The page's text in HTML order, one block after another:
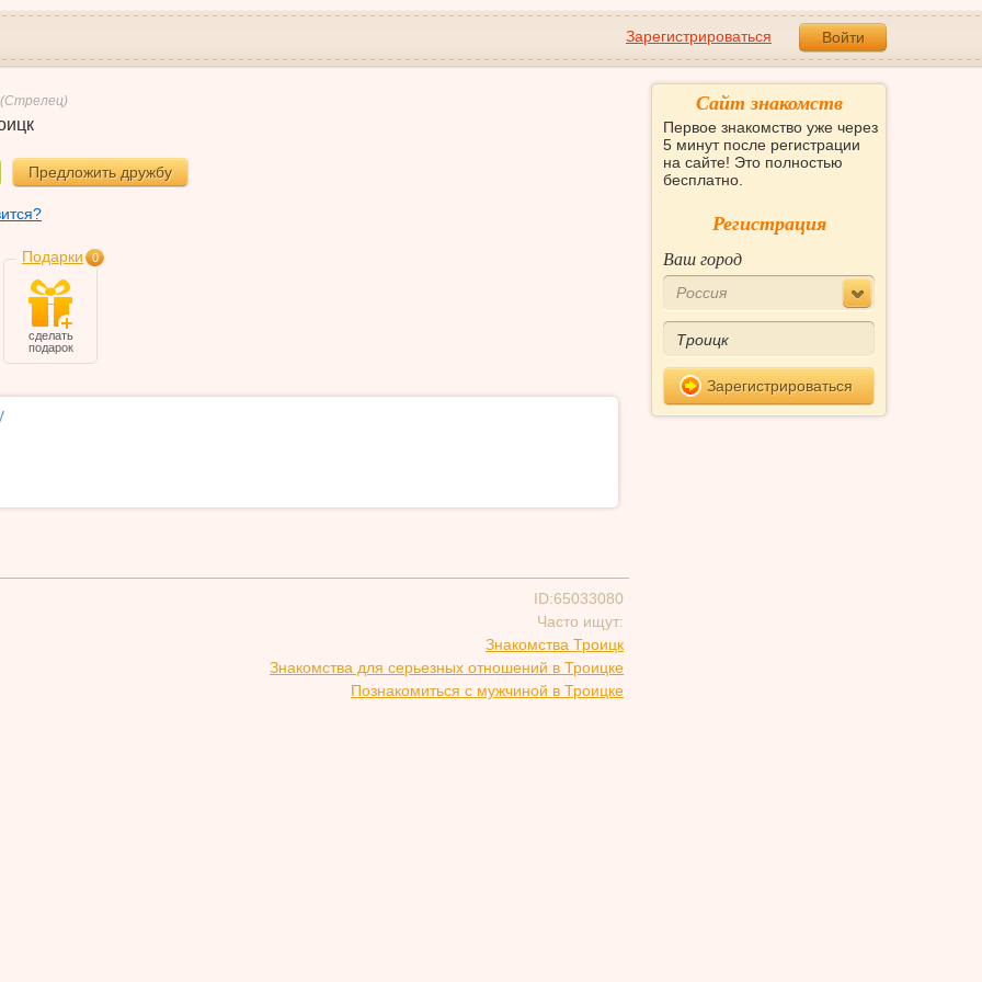
Зарегистрироваться Войти
(Стрелец)
Предложить дружбу
Подарки 0
сделать
подарок
ID:65033080
Часто ищут:
Знакомства Троицк
Знакомства для серьезных отношений в Троицке
Познакомиться с мужчиной в Троицке
Сайт знакомств
Первое знакомство уже через
5 минут после регистрации
на сайте! Это полностью
бесплатно.
Регистрация
Ваш город
Россия
Зарегистрироваться